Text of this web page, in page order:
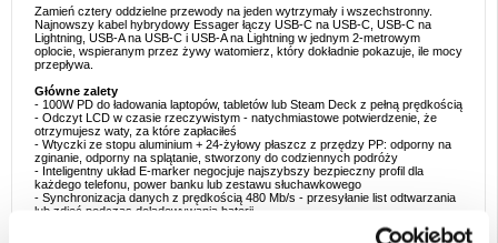
Zamień cztery oddzielne przewody na jeden wytrzymały i wszechstronny.
Najnowszy kabel hybrydowy Essager łączy USB-C na USB-C, USB-C na
Lightning, USB-A na USB-C i USB-A na Lightning w jednym 2-metrowym
oplocie, wspieranym przez żywy watomierz, który dokładnie pokazuje, ile mocy
przepływa.
Główne zalety
- 100W PD do ładowania laptopów, tabletów lub Steam Deck z pełną prędkością
- Odczyt LCD w czasie rzeczywistym - natychmiastowe potwierdzenie, że
otrzymujesz waty, za które zapłaciłeś
- Wtyczki ze stopu aluminium + 24-żyłowy płaszcz z przędzy PP: odporny na
zginanie, odporny na splątanie, stworzony do codziennych podróży
- Inteligentny układ E-marker negocjuje najszybszy bezpieczny profil dla
każdego telefonu, power banku lub zestawu słuchawkowego
- Synchronizacja danych z prędkością 480 Mb/s - przesyłanie list odtwarzania
lub zdjęć podczas doładowywania baterii